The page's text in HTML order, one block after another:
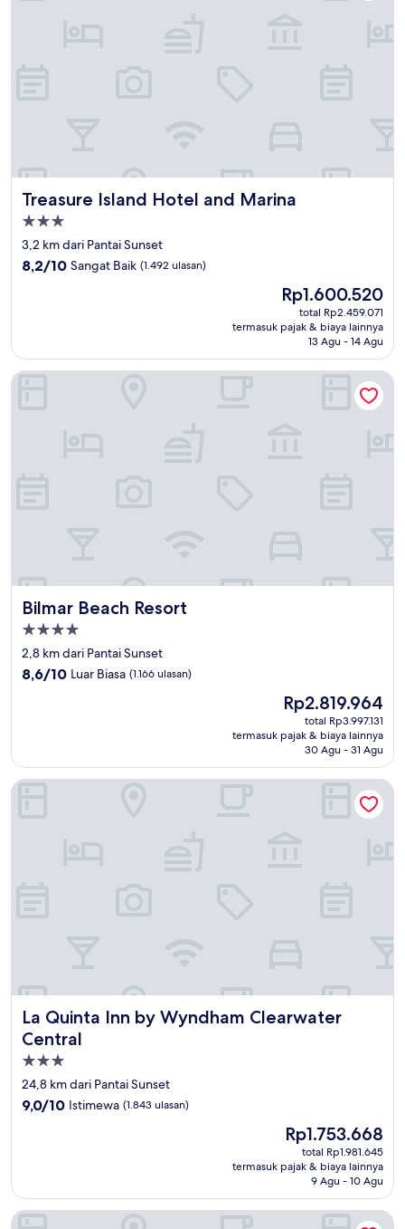
Treasure Island Hotel and Marina
Treasure Island Hotel and Marina
Properti
bintang
3.0
3,2 km dari Pantai Sunset
8.2
ulasan)
8,2/10 Sangat Baik (1.492 ulasan)
Harga
sekarang
Rp1.600.520
Rp1.600.520
total Rp2.459.071
termasuk pajak & biaya lainnya
13 Agu - 14 Agu
Bilmar Beach Resort
Bilmar Beach Resort
Properti
bintang
4.0
2,8 km dari Pantai Sunset
8.6
ulasan)
8,6/10 Luar Biasa (1.166 ulasan)
Harga
sekarang
Rp2.819.964
Rp2.819.964
total Rp3.997.131
termasuk pajak & biaya lainnya
30 Agu - 31 Agu
Bilmar Beach Resort
La Quinta Inn by Wyndham Clearwater
Central
La Quinta Inn by Wyndham Clearwater Central
Properti
bintang
3.0
24,8 km dari Pantai Sunset
9.0
9,0/10 Istimewa (1.843 ulasan)
Harga
sekarang
Rp1.753.668
Rp1.753.668
total Rp1.981.645
termasuk pajak & biaya lainnya
9 Agu - 10 Agu
La Quinta Inn by Wyndham Clearwater Central
The Don CeSar